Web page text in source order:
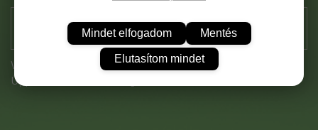
Vásárláshoz kérjük jelentkezzen be!
Új partnerként
Mindet elfogadom Mentés
Elutasítom mindet